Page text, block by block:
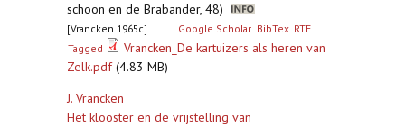
schoon en de Brabander, 48)
[Vrancken 1965c] Google Scholar BibTex RTF
Tagged
Vrancken_De kartuizers als heren van
Zelk.pdf(4.83 MB)
J. Vrancken
Het klooster en de vrijstelling van